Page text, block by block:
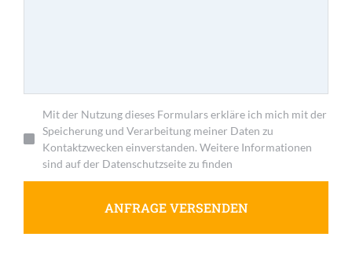
Mit der Nutzung dieses Formulars erkläre ich mich mit der
Speicherung und Verarbeitung meiner Daten zu
Kontaktzwecken einverstanden. Weitere Informationen
sind auf der Datenschutzseite zu finden
ANFRAGE VERSENDEN